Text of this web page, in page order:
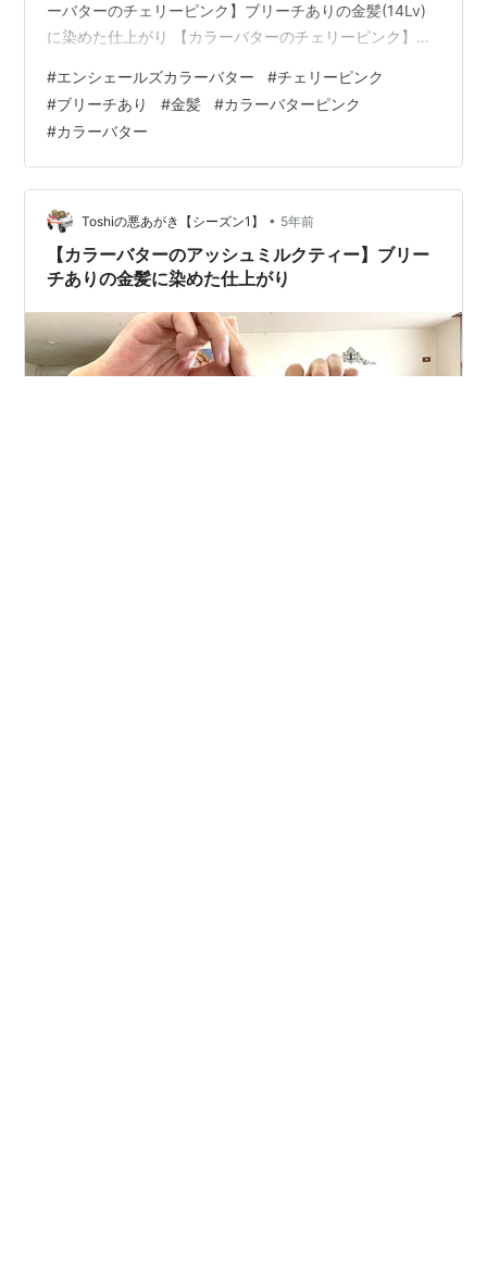
ーバターのチェリーピンク】ブリーチありの金髪(14Lv)
に染めた仕上がり 【カラーバターのチェリーピンク】ブ
ーのチェリーピンク】ブリーチありの金髪(14Lv)に染め
た仕上がり 【カラーバターのチェリーピンク】ブリーチ
ありの金髪(14Lv)に染めた仕上がり 【カラーバターのチ
ェリーピンク】ブリーチありの金髪(14Lv)に染めた仕上
がり 【カラーバターのチェリーピンク】ブリーチ…
#エンシェールズカラーバター #チェリーピンク
#ブリーチあり #金髪 #カラーバターピンク
#カラーバター
Toshiの悪あがき【シーズン1】 • 5年前
【カラーバターのアッシュミルクティー】ブリー
チありの金髪に染めた仕上がり